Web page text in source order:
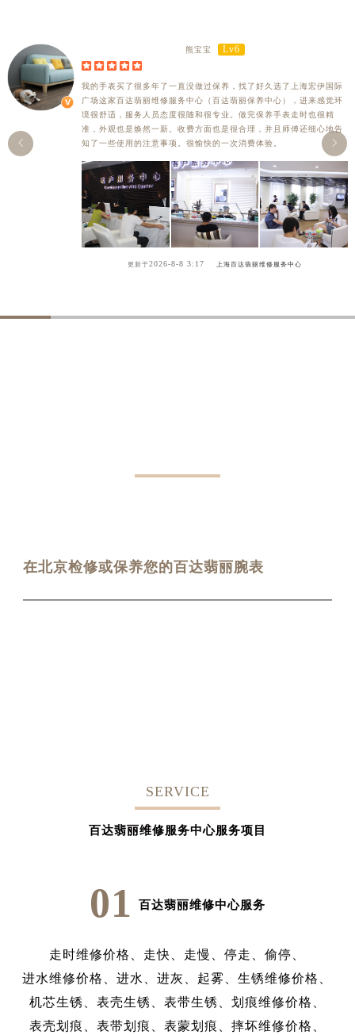
熊宝宝 Lv6
    
我的手表买了很多年了一直没做过保养，找了好久选了上海宏伊国际
广场这家百达翡丽维修服务中心（百达翡丽保养中心），进来感觉环
境很舒适，服务人员态度很随和很专业。做完保养手表走时也很精
准，外观也是焕然一新。收费方面也是很合理，并且师傅还细心地告
知了一些使用的注意事项。很愉快的一次消费体验。
更新于2026-8-8 3:17 上海百达翡丽维修服务中心


在北京检修或保养您的百达翡丽腕表
SERVICE
百达翡丽维修服务中心服务项目
01 百达翡丽维修中心服务
走时维修价格、 走快、 走慢、停走、偷停、
进水维修价格、进水、进灰、 起雾、生锈维修价格、
机芯生锈、 表壳生锈、 表带生锈、 划痕维修价格、
表壳划痕、 表带划痕、 表蒙划痕、 摔坏维修价格、